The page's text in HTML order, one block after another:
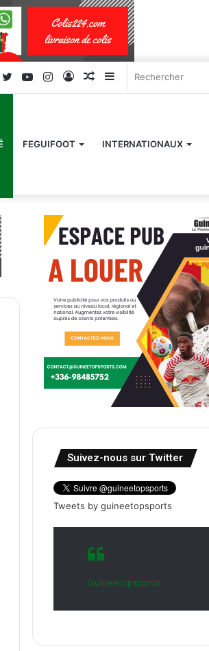
Sidebar
latérale)
Article
Connexion
Instagram
YouTube
Twitter
FEGUIFOOT INTERNATIONAUX
Suivez-nous sur Twitter
Tweets by guineetopsports
Guineetopsports